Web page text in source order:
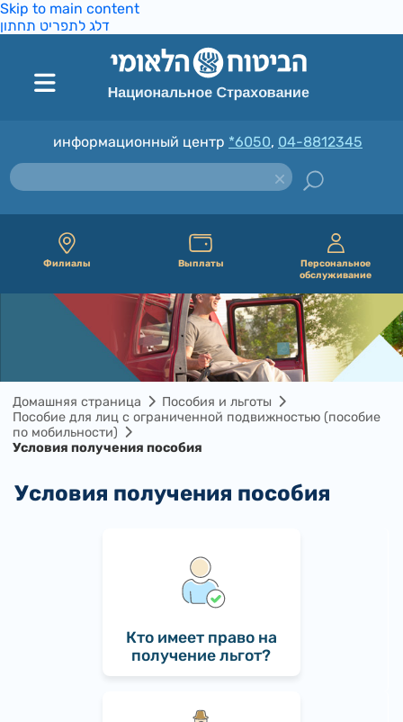
Skip to main content
דלג לתפריט תחתון
информационный центр *6050, 04-8812345
Филиалы Выплаты
Персональное
обслуживание
Домашняя страница
Пособия и льготы
Пособие для лиц с ограниченной подвижностью (пособие
по мобильности)
Условия получения пособия
Условия получения пособия
Кто имеет право на
получение льгот?